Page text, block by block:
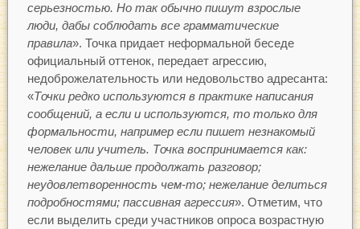
серьезностью. Но так обычно пишут взрослые
люди, дабы соблюдать все грамматические
правила». Точка придает неформальной беседе
официальный оттенок, передает агрессию,
недоброжелательность или недовольство адресанта:
«Точки редко используются в практике написания
сообщений, а если и используются, то только для
формальности, например если пишет незнакомый
человек или учитель. Точка воспринимается как:
нежелание дальше продолжать разговор;
неудовлетворенность чем-то; нежелание делиться
подробностями; пассивная агрессия». Отметим, что
если выделить среди участников опроса возрастную